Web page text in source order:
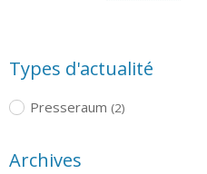
Types d'actualité
Presseraum (2)
Archives